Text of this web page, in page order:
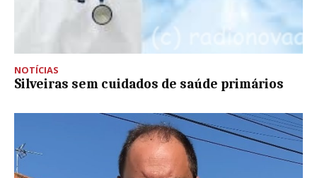
NOTÍCIAS
Silveiras sem cuidados de saúde primários